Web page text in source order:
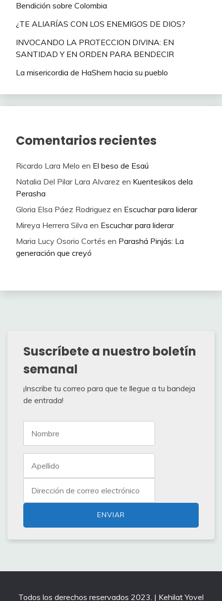
Bendición sobre Colombia
¿TE ALIARÍAS CON LOS ENEMIGOS DE DIOS?
INVOCANDO LA PROTECCION DIVINA: EN
SANTIDAD Y EN ORDEN PARA BENDECIR
La misericordia de HaShem hacia su pueblo
Comentarios recientes
Ricardo Lara Melo en El beso de Esaú
Natalia Del Pilar Lara Alvarez en Kuentesikos dela
Perasha
Gloria Elsa Páez Rodriguez en Escuchar para liderar
Mireya Herrera Silva en Escuchar para liderar
Maria Lucy Osorio Cortés en Parashá Pinjás: La
generación que creyó
Suscríbete a nuestro boletín
semanal
¡Inscribe tu correo para que te llegue a tu bandeja
de entrada!
Todos los derechos reservados 2023. | Kehilat Yovel